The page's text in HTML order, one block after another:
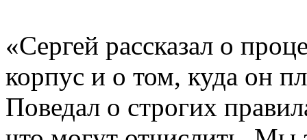
«Сергей рассказал о
корпус и о том, куда он
Поведал о строгих